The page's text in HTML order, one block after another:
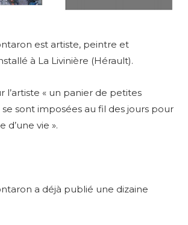
est artiste, peintre et
à La Livinière (Hérault).
l’artiste « un panier de petites
sont imposées au fil des jours pour
d’une vie ».
a déjà publié une dizaine